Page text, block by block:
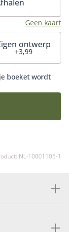
heerlijke
bij je boeket.
Geen kaart
ontwerp
+3,99
boeket wordt
NL-10001105-1